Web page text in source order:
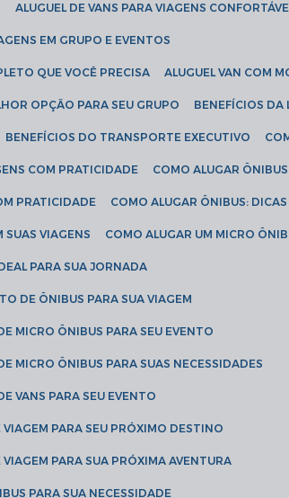
ALUGUEL DE VANS PARA VIAGENS
EM GRUPO E EVENTOS
QUE VOCÊ PRECISA ALUGUEL VAN COM
OPÇÃO PARA SEU GRUPO BENEFÍCIOS
BENEFÍCIOS DO TRANSPORTE EXECUTIVO
COM PRATICIDADE COMO ALUGAR
PRATICIDADE COMO ALUGAR ÔNIBUS:
SUAS VIAGENS COMO ALUGAR UM MICRO
PARA SUA JORNADA
DE ÔNIBUS PARA SUA VIAGEM
MICRO ÔNIBUS PARA SEU EVENTO
MICRO ÔNIBUS PARA SUAS NECESSIDADES
VANS PARA SEU EVENTO
VIAGEM PARA SEU PRÓXIMO DESTINO
VIAGEM PARA SUA PRÓXIMA AVENTURA
PARA SUA NECESSIDADE